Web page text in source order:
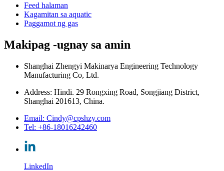
Feed halaman
Kagamitan sa aquatic
Paggamot ng gas
Makipag -ugnay sa amin
Shanghai Zhengyi Makinarya Engineering Technology
Manufacturing Co, Ltd.
Address: Hindi. 29 Rongxing Road, Songjiang District,
Shanghai 201613, China.
Email: Cindy@cpshzy.com
Tel: +86-18016242460
LinkedIn